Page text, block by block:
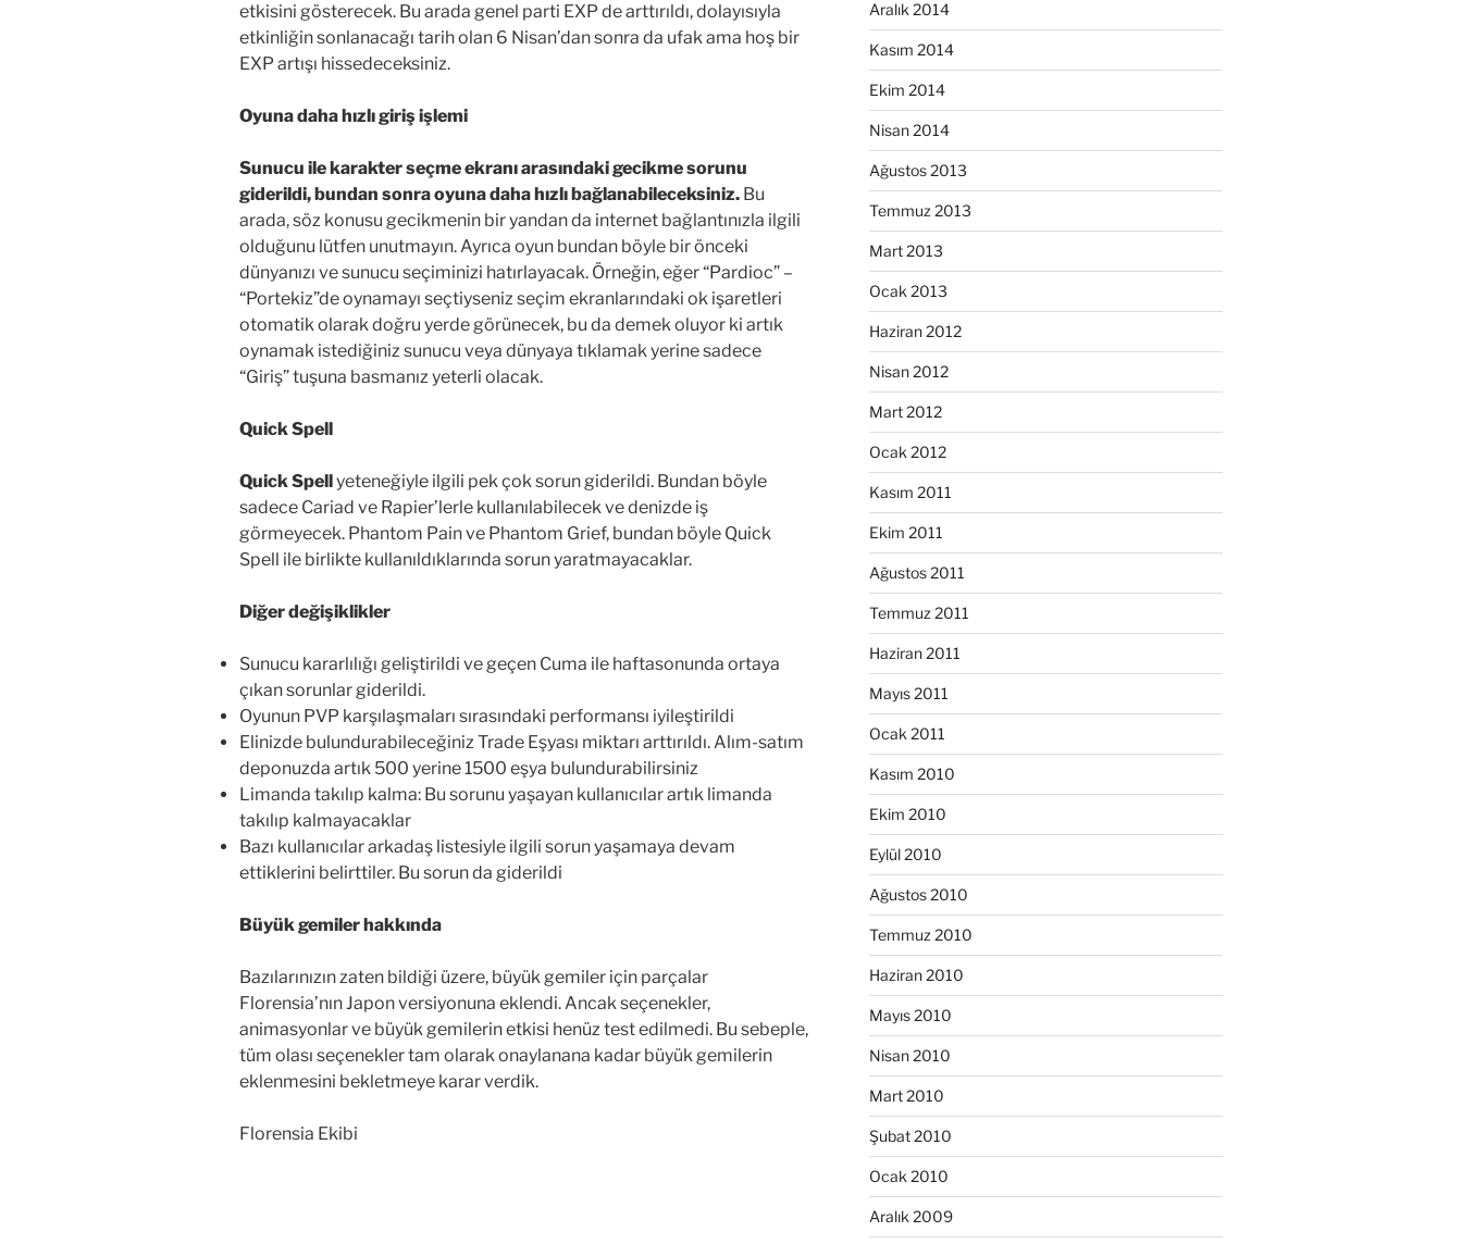
etkisini gösterecek. Bu arada genel parti EXP de arttırıldı, dolayısıyla
etkinliğin sonlanacağı tarih olan 6 Nisan’dan sonra da ufak ama hoş bir
EXP artışı hissedeceksiniz.
Oyuna daha hızlı giriş işlemi
Sunucu ile karakter seçme ekranı arasındaki gecikme sorunu
giderildi, bundan sonra oyuna daha hızlı bağlanabileceksiniz. Bu
arada, söz konusu gecikmenin bir yandan da internet bağlantınızla ilgili
olduğunu lütfen unutmayın. Ayrıca oyun bundan böyle bir önceki
dünyanızı ve sunucu seçiminizi hatırlayacak. Örneğin, eğer “Pardioc” –
“Portekiz”de oynamayı seçtiyseniz seçim ekranlarındaki ok işaretleri
otomatik olarak doğru yerde görünecek, bu da demek oluyor ki artık
oynamak istediğiniz sunucu veya dünyaya tıklamak yerine sadece
“Giriş” tuşuna basmanız yeterli olacak.
Quick Spell
Quick Spell yeteneğiyle ilgili pek çok sorun giderildi. Bundan böyle
sadece Cariad ve Rapier’lerle kullanılabilecek ve denizde iş
görmeyecek. Phantom Pain ve Phantom Grief, bundan böyle Quick
Spell ile birlikte kullanıldıklarında sorun yaratmayacaklar.
Diğer değişiklikler
Sunucu kararlılığı geliştirildi ve geçen Cuma ile haftasonunda ortaya
çıkan sorunlar giderildi.
Oyunun PVP karşılaşmaları sırasındaki performansı iyileştirildi
Elinizde bulundurabileceğiniz Trade Eşyası miktarı arttırıldı. Alım-satım
deponuzda artık 500 yerine 1500 eşya bulundurabilirsiniz
Limanda takılıp kalma: Bu sorunu yaşayan kullanıcılar artık limanda
takılıp kalmayacaklar
Bazı kullanıcılar arkadaş listesiyle ilgili sorun yaşamaya devam
ettiklerini belirttiler. Bu sorun da giderildi
Büyük gemiler hakkında
Bazılarınızın zaten bildiği üzere, büyük gemiler için parçalar
Florensia’nın Japon versiyonuna eklendi. Ancak seçenekler,
animasyonlar ve büyük gemilerin etkisi henüz test edilmedi. Bu sebeple,
tüm olası seçenekler tam olarak onaylanana kadar büyük gemilerin
eklenmesini bekletmeye karar verdik.
Florensia Ekibi
Aralık 2014
Kasım 2014
Ekim 2014
Nisan 2014
Ağustos 2013
Temmuz 2013
Mart 2013
Ocak 2013
Haziran 2012
Nisan 2012
Mart 2012
Ocak 2012
Kasım 2011
Ekim 2011
Ağustos 2011
Temmuz 2011
Haziran 2011
Mayıs 2011
Ocak 2011
Kasım 2010
Ekim 2010
Eylül 2010
Ağustos 2010
Temmuz 2010
Haziran 2010
Mayıs 2010
Nisan 2010
Mart 2010
Şubat 2010
Ocak 2010
Aralık 2009